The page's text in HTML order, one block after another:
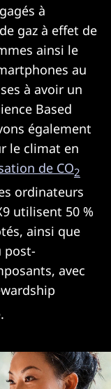
à
gaz à effet de
ainsi le
au
à avoir un
Based
également
le climat en
de CO2
ordinateurs
utilisent 50 %
ainsi que
post-
avec